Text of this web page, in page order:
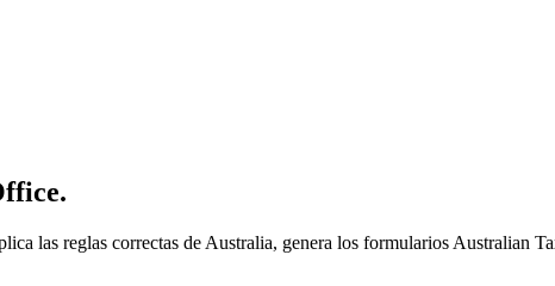
las reglas correctas de Australia, genera los formularios Australian